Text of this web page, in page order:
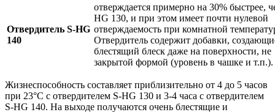
Отвердитель S-HG
140
отверждается примерно на 30% быстрее,
HG 130, и при этом имеет почти нулевой
отверждаемость при комнатной
Отвердитель содержит добавки,
блестящий блеск даже на поверхности, не
закрытой формой (уровень в чашке и т.п.).
Жизнеспособность составляет приблизительно от 4 до 5 часов
при 23°C с отвердителем S-HG 130 и 3-4 часа с отвердителем
S-HG 140. На выходе получаются очень блестящие и